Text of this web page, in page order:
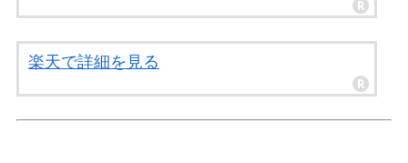
楽天で詳細を見る